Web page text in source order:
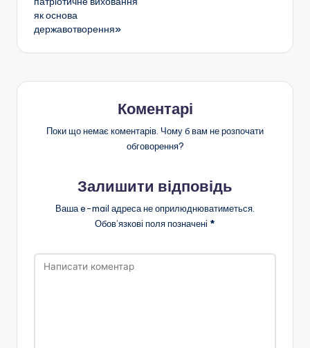
н
к
ї
л
с
н
як основа
державотворення»
Коментарі
Поки що немає коментарів. Чому б вам не розпочати
обговорення?
Залишити відповідь
Ваша e-mail адреса не оприлюднюватиметься.
Обов’язкові поля позначені *